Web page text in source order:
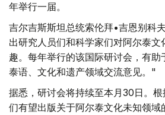
年举行一届。
吉尔吉斯斯坦总统索伦拜•吉恩别科
出研究人员们和科学家们对阿尔泰
趣。每年举行的该国际研讨会，有
泰语、文化和遗产领域交流意见。"
据悉，研讨会将持续至本月30日。
们有望出版关于阿尔泰文化未知领域